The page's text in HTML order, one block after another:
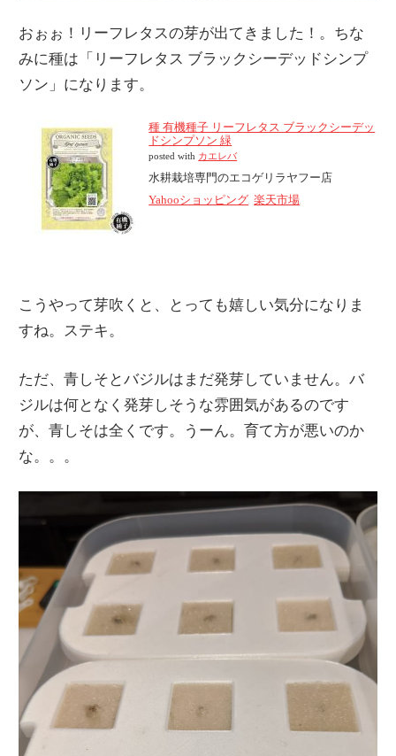
おぉぉ！リーフレタスの芽が出てきました！。ちな
みに種は「リーフレタス ブラックシーデッドシンプ
ソン」になります。
種 有機種子 リーフレタス ブラックシーデッ
ドシンプソン 緑
posted with カエレバ
水耕栽培専門のエコゲリラヤフー店
Yahooショッピング 楽天市場
こうやって芽吹くと、とっても嬉しい気分になりま
すね。ステキ。
ただ、青しそとバジルはまだ発芽していません。バ
ジルは何となく発芽しそうな雰囲気があるのです
が、青しそは全くです。うーん。育て方が悪いのか
な。。。